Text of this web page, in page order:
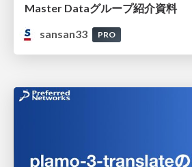
Master Dataグループ紹介資料
sansan33
PRO